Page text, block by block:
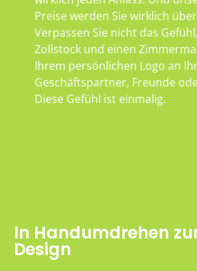
Preise werden Sie wirklich
Verpassen Sie nicht das
Zollstock und einen
Ihrem persönlichen Logo an
Geschäftspartner, Freunde
Diese Gefühl ist einmalig.
In Handumdrehen
Design